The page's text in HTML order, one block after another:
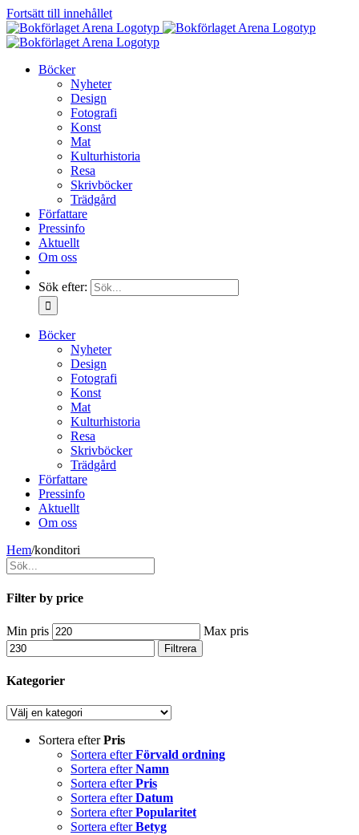
Fortsätt till innehållet
Böcker
Nyheter
Design
Fotografi
Konst
Mat
Kulturhistoria
Resa
Skrivböcker
Trädgård
Författare
Pressinfo
Aktuellt
Om oss
Sök efter:
Böcker
Nyheter
Design
Fotografi
Konst
Mat
Kulturhistoria
Resa
Skrivböcker
Trädgård
Författare
Pressinfo
Aktuellt
Om oss
Hem/konditori
Filter by price
Min pris Max pris
Filtrera
Kategorier
Sortera efterPris
Sortera efterFörvald ordning
Sortera efterNamn
Sortera efterPris
Sortera efterDatum
Sortera efterPopularitet
Sortera efterBetyg